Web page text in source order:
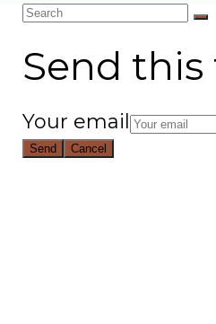
Send
Your email
Send Cancel